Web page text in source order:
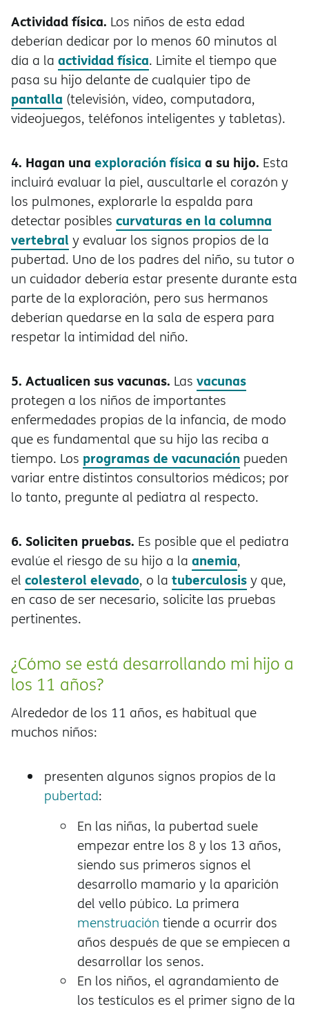
Actividad física. Los niños de esta edad
deberían dedicar por lo menos 60 minutos al
día a la actividad física. Limite el tiempo que
pasa su hijo delante de cualquier tipo de
pantalla (televisión, vídeo, computadora,
videojuegos, teléfonos inteligentes y tabletas).
4. Hagan una exploración física a su hijo. Esta
incluirá evaluar la piel, auscultarle el corazón y
los pulmones, explorarle la espalda para
detectar posibles curvaturas en la columna
vertebral y evaluar los signos propios de la
pubertad. Uno de los padres del niño, su tutor o
un cuidador debería estar presente durante esta
parte de la exploración, pero sus hermanos
deberían quedarse en la sala de espera para
respetar la intimidad del niño.
5. Actualicen sus vacunas. Las vacunas
protegen a los niños de importantes
enfermedades propias de la infancia, de modo
que es fundamental que su hijo las reciba a
tiempo. Los programas de vacunación pueden
variar entre distintos consultorios médicos; por
lo tanto, pregunte al pediatra al respecto.
6. Soliciten pruebas. Es posible que el pediatra
evalúe el riesgo de su hijo a la anemia,
el colesterol elevado, o la tuberculosisy que,
en caso de ser necesario, solicite las pruebas
pertinentes.
¿Cómo se está desarrollando mi hijo a
los 11 años?
Alrededor de los 11 años, es habitual que
muchos niños:
presenten algunos signos propios de la
pubertad:
En las niñas, la pubertad suele
empezar entre los 8 y los 13 años,
siendo sus primeros signos el
desarrollo mamario y la aparición
del vello púbico. La primera
menstruación tiende a ocurrir dos
años después de que se empiecen a
desarrollar los senos.
En los niños, el agrandamiento de
los testículos es el primer signo de la